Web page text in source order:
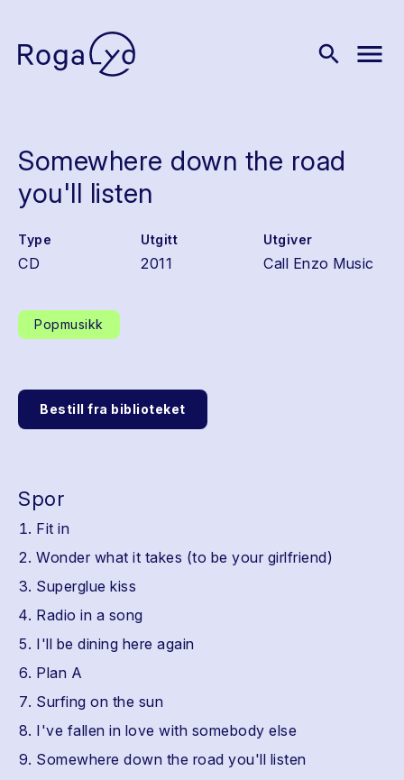
search menu
Somewhere down the road
you'll listen
Type
CD
Utgitt
2011
Utgiver
Call Enzo Music
Popmusikk
Bestill fra biblioteket
Spor
Fit in
Wonder what it takes (to be your girlfriend)
Superglue kiss
Radio in a song
I'll be dining here again
Plan A
Surfing on the sun
I've fallen in love with somebody else
Somewhere down the road you'll listen